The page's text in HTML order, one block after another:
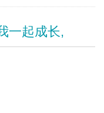
一起成长,